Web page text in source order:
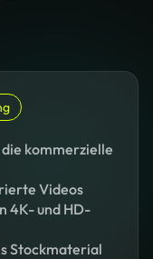
kommerzielle
Videos
4K- und HD-
Stockmaterial